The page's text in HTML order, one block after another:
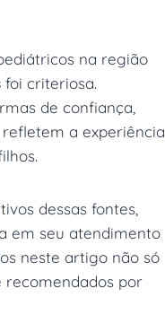
na região
foi criteriosa.
de confiança,
refletem a experiência
dessas fontes,
em seu atendimento
neste artigo não só
recomendados por